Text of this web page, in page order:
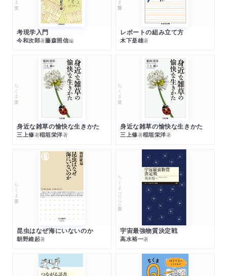
考現学入門
今和次郎著藤森照信編
レポートの組み立て方
木下是雄著
ちくま文庫
身近な雑草の愉快な生きかた
三上修著稲垣栄洋著
ちくま文庫
身近な雑草の愉快な生きかた
三上修著稲垣栄洋著
ちくま新書
昆虫はなぜ海にいないのか
朝野維起著
ちくまプリマー新書
宇宙最強物質決定戦
高水裕一著